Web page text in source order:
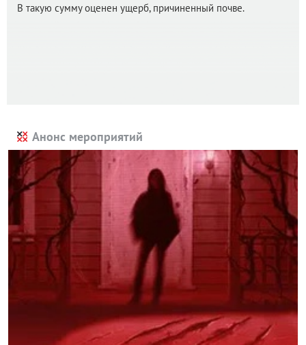
В такую сумму оценен ущерб, причиненный почве.
Анонс мероприятий